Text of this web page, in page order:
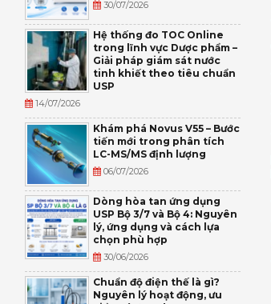
30/07/2026
Hệ thống đo TOC Online
trong lĩnh vực Dược phẩm –
Giải pháp giám sát nước
tinh khiết theo tiêu chuẩn
USP
14/07/2026
Khám phá Novus V55 – Bước
tiến mới trong phân tích
LC-MS/MS định lượng
06/07/2026
Dòng hòa tan ứng dụng
USP Bộ 3/7 và Bộ 4: Nguyên
lý, ứng dụng và cách lựa
chọn phù hợp
30/06/2026
Chuẩn độ điện thế là gì?
Nguyên lý hoạt động, ưu